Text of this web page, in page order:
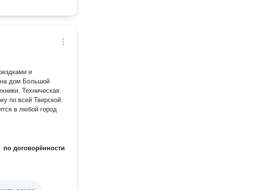
и
на дом Большой
Техническая
по всей Тверской
в любой город
по договорённости